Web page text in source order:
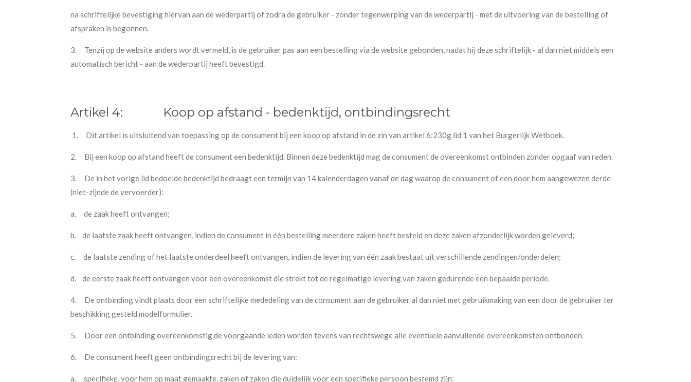
na schriftelijke bevestiging hiervan aan de wederpartij of zodra de gebruiker - zonder tegenwerping van de wederpartij - met de uitvoering van de bestelling of
afspraken is begonnen.
3.
Tenzij op de website anders wordt vermeld, is de gebruiker pas aan een bestelling via de website gebonden, nadat hij deze schriftelijk - al dan niet middels een
automatisch bericht - aan de wederpartij heeft bevestigd.
Artikel 4: Koop op afstand - bedenktijd, ontbindingsrecht
1. Dit artikel is uitsluitend van toepassing op de consument bij een koop op afstand in de zin van artikel 6:230g lid 1 van het Burgerlijk Wetboek.
2. Bij een koop op afstand heeft de consument een bedenktijd. Binnen deze bedenktijd mag de consument de overeenkomst ontbinden zonder opgaaf van reden.
3.
De in het vorige lid bedoelde bedenktijd bedraagt een termijn van 14 kalenderdagen vanaf de dag waarop de consument of een door hem aangewezen derde
(niet-zijnde de vervoerder):
a. de zaak heeft ontvangen;
b. de laatste zaak heeft ontvangen, indien de consument in één bestelling meerdere zaken heeft besteld en deze zaken afzonderlijk worden geleverd;
c. de laatste zending of het laatste onderdeel heeft ontvangen, indien de levering van één zaak bestaat uit verschillende zendingen/onderdelen;
d. de eerste zaak heeft ontvangen voor een overeenkomst die strekt tot de regelmatige levering van zaken gedurende een bepaalde periode.
4.
De ontbinding vindt plaats door een schriftelijke mededeling van de consument aan de gebruiker al dan niet met gebruikmaking van een door de gebruiker ter
beschikking gesteld modelformulier.
5. Door een ontbinding overeenkomstig de voorgaande leden worden tevens van rechtswege alle eventuele aanvullende overeenkomsten ontbonden.
6. De consument heeft geen ontbindingsrecht bij de levering van:
a. specifieke, voor hem op maat gemaakte, zaken of zaken die duidelijk voor een specifieke persoon bestemd zijn;